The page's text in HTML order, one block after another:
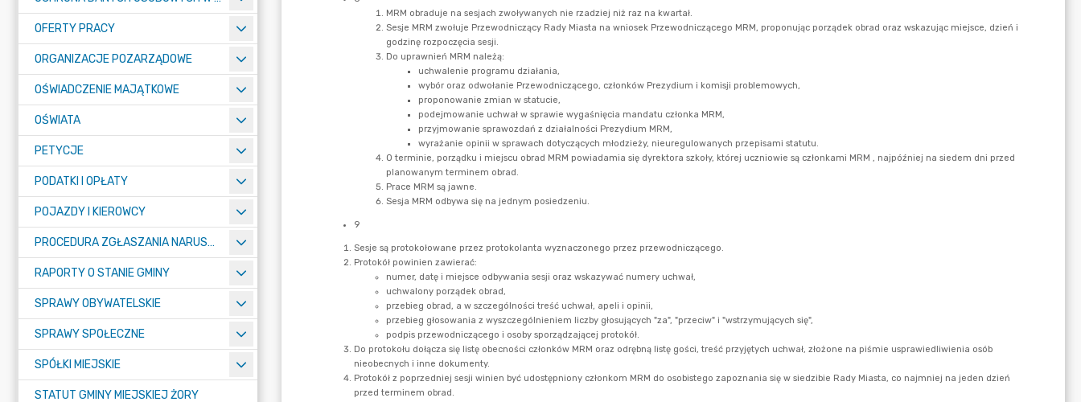
OFERTY PRACY
ORGANIZACJE POZARZĄDOWE
OŚWIADCZENIE MAJĄTKOWE
OŚWIATA
PETYCJE
PODATKI I OPŁATY
POJAZDY I KIEROWCY
PROCEDURA ZGŁASZANIA NARUSZEŃ PRAWA
RAPORTY O STANIE GMINY
SPRAWY OBYWATELSKIE
SPRAWY SPOŁECZNE
SPÓŁKI MIEJSKIE
STATUT GMINY MIEJSKIEJ ŻORY